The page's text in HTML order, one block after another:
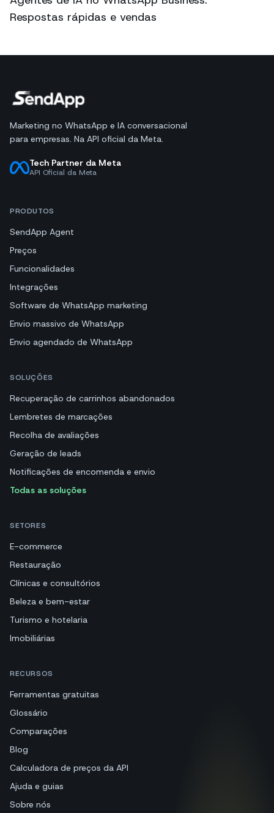
Respostas rápidas e vendas
Marketing no WhatsApp e IA conversacional
para empresas. Na API oficial da Meta.
Tech Partner da Meta
API Oficial da Meta
PRODUTOS
SendApp Agent
Preços
Funcionalidades
Integrações
Software de WhatsApp marketing
Envio massivo de WhatsApp
Envio agendado de WhatsApp
SOLUÇÕES
Recuperação de carrinhos abandonados
Lembretes de marcações
Recolha de avaliações
Geração de leads
Notificações de encomenda e envio
Todas as soluções
SETORES
E-commerce
Restauração
Clínicas e consultórios
Beleza e bem-estar
Turismo e hotelaria
Imobiliárias
RECURSOS
Ferramentas gratuitas
Glossário
Comparações
Blog
Calculadora de preços da API
Ajuda e guias
Sobre nós